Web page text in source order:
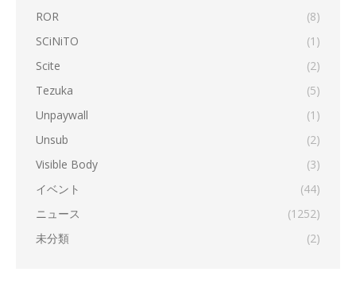
ROR
(8)
SCiNiTO
(1)
Scite
(2)
Tezuka
(5)
Unpaywall
(1)
Unsub
(2)
Visible Body
(3)
イベント
(44)
ニュース
(1252)
未分類
(2)